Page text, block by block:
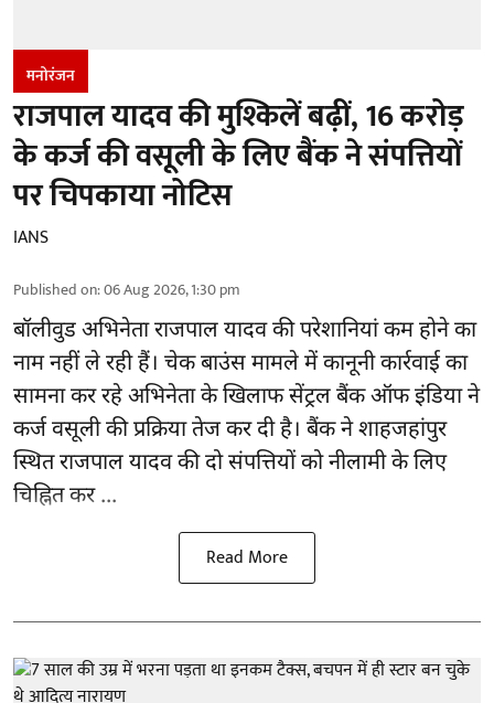
मनोरंजन
राजपाल यादव की मुश्किलें बढ़ीं, 16 करोड़
के कर्ज की वसूली के लिए बैंक ने संपत्तियों
पर चिपकाया नोटिस
IANS
Published on:06 Aug 2026, 1:30 pm
बॉलीवुडअभिनेता राजपाल यादव की परेशानियां कम होने का
नाम नहीं ले रही हैं। चेक बाउंस मामले में कानूनी कार्रवाई का
सामना कर रहे अभिनेता के खिलाफ सेंट्रल बैंक ऑफ इंडिया ने
कर्ज वसूली की प्रक्रिया तेज कर दी है। बैंक ने शाहजहांपुर
स्थित राजपाल यादव की दो संपत्तियों को नीलामी के लिए
चिह्नित कर ...
Read More